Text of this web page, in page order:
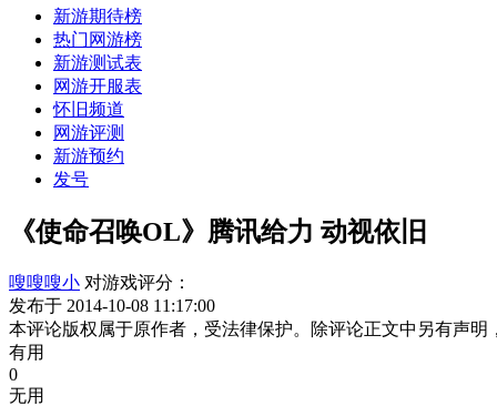
新游期待榜
热门网游榜
新游测试表
网游开服表
怀旧频道
网游评测
新游预约
发号
《使命召唤OL》腾讯给力 动视依旧
嗖嗖嗖小 对游戏评分：
发布于 2014-10-08 11:17:00
本评论版权属于原作者，受法律保护。除评论正文中另有声
有用
0
无用